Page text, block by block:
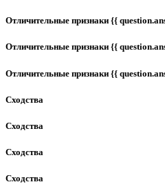
Отличительные признаки {{
Отличительные признаки {{
Отличительные признаки {{
Сходства
Сходства
Сходства
Сходства